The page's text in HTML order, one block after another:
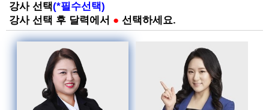
강사 선택(*필수선택)
강사 선택 후 달력에서 ● 선택하세요.